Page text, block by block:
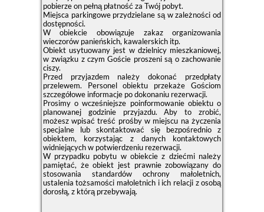
pobierze on pełną płatność za Twój pobyt.
Miejsca parkingowe przydzielane są w zależności od
dostępności.
W obiekcie obowiązuje zakaz organizowania
wieczorów panieńskich, kawalerskich itp.
Obiekt usytuowany jest w dzielnicy mieszkaniowej,
w związku z czym Goście proszeni są o zachowanie
ciszy.
Przed przyjazdem należy dokonać przedpłaty
przelewem. Personel obiektu przekaże Gościom
szczegółowe informacje po dokonaniu rezerwacji.
Prosimy o wcześniejsze poinformowanie obiektu o
planowanej godzinie przyjazdu. Aby to zrobić,
możesz wpisać treść prośby w miejscu na życzenia
specjalne lub skontaktować się bezpośrednio z
obiektem, korzystając z danych kontaktowych
widniejących w potwierdzeniu rezerwacji.
W przypadku pobytu w obiekcie z dziećmi należy
pamiętać, że obiekt jest prawnie zobowiązany do
stosowania standardów ochrony małoletnich,
ustalenia tożsamości małoletnich i ich relacji z osobą
dorosłą, z którą przebywają.